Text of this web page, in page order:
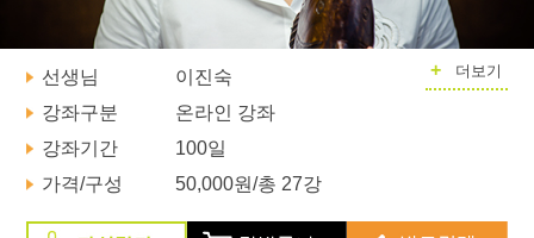
선생님 + 더보기
이진숙
강좌구분
온라인 강좌
강좌기간
100일
가격/구성
50,000원/총 27강